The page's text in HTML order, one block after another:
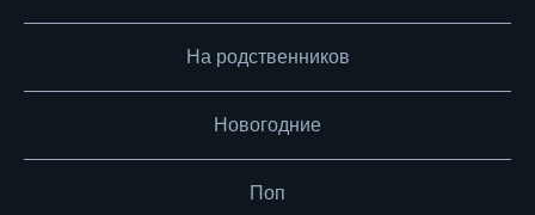
На родственников
Новогодние
Поп